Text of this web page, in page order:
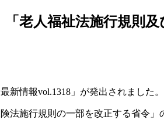
「老人福祉法施行規
新情報vol.1318」 が発出されました。
法施行規則の一部を改正する省令」